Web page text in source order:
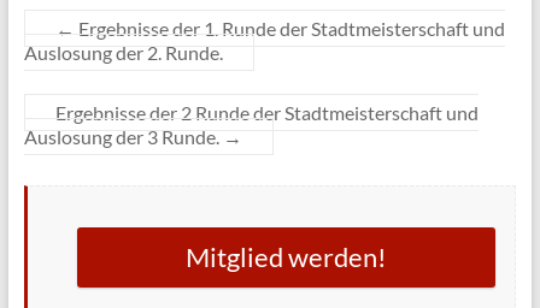
← Ergebnisse der 1. Runde der Stadtmeisterschaft und
Auslosung der 2. Runde.
Ergebnisse der 2 Runde der Stadtmeisterschaft und
Auslosung der 3 Runde. →
Mitglied werden!